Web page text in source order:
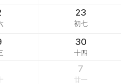
23
初七
30
十四
7
廿一